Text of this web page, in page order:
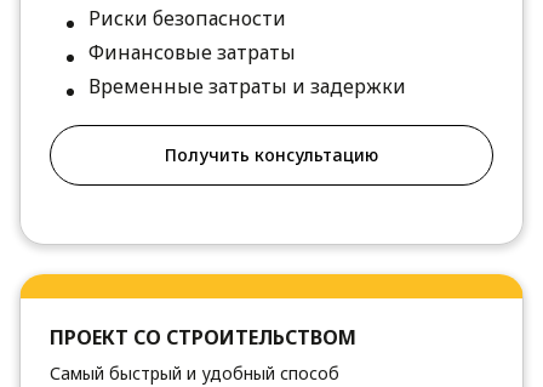
Риски безопасности
Финансовые затраты
Временные затраты и задержки
Получить консультацию
ПРОЕКТ СО СТРОИТЕЛЬСТВОМ
Самый быстрый и удобный способ